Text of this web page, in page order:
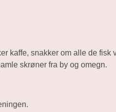
kaffe, snakker om alle de
skrøner fra by og omegn.